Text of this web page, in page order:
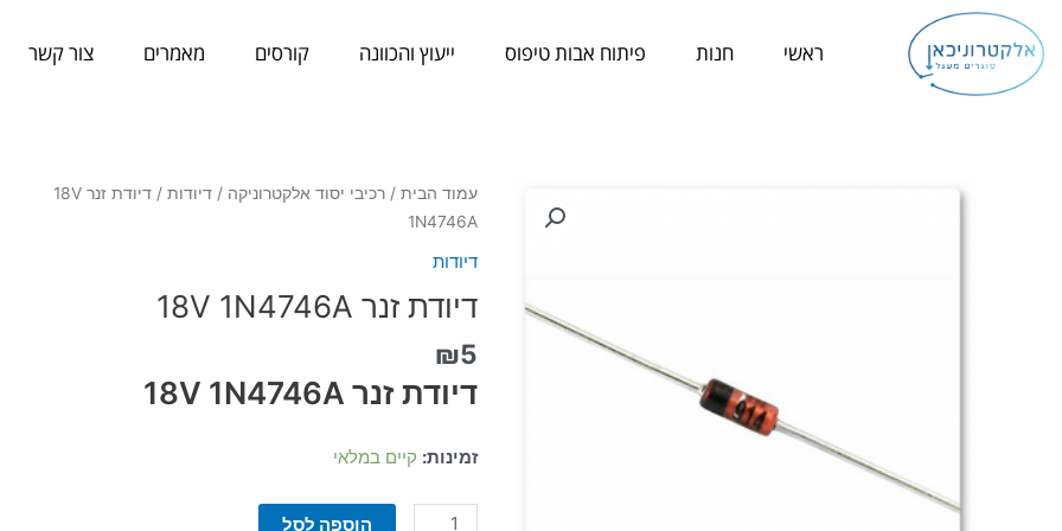
לתוכן
ראשי חנות פיתוח אבות טיפוס ייעוץ והכוונה קורסים מאמרים צור קשר
עמוד הבית/ רכיבי יסוד אלקטרוניקה / דיודות
/ דיודת זנר 18V
1N4746A
דיודות
דיודת זנר 18V 1N4746A
₪5
דיודת זנר 18V 1N4746A
זמינות: קיים במלאי
כמות
של
18V
הוספה לסל